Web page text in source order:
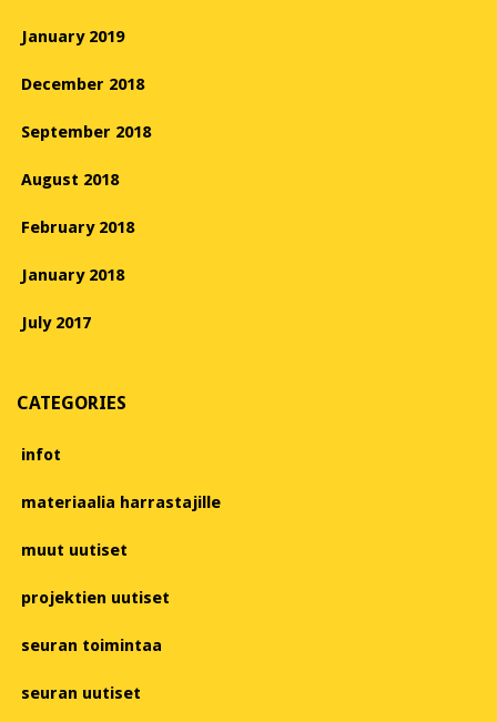
January 2019
December 2018
September 2018
August 2018
February 2018
January 2018
July 2017
CATEGORIES
infot
materiaalia harrastajille
muut uutiset
projektien uutiset
seuran toimintaa
seuran uutiset